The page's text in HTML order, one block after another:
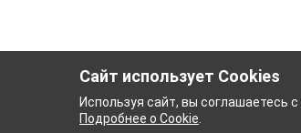
Сайт использует Cookies
Используя сайт, вы соглашаетесь с
Подробнее о Cookie